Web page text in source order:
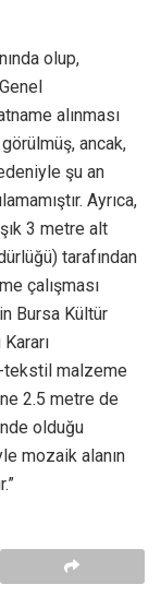
olup,
alınması
görülmüş, ancak,
şu an
Ayrıca,
3 metre alt
tarafından
çalışması
Bursa Kültür
tekstil malzeme
2.5 metre de
olduğu
mozaik alanın